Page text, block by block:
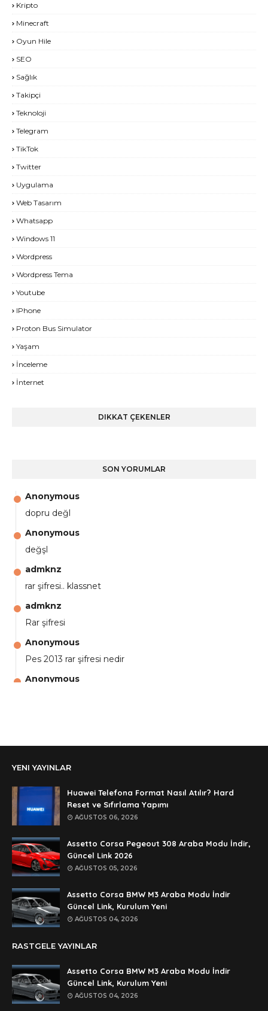
Kripto
Minecraft
Oyun Hile
SEO
Sağlık
Takipçi
Teknoloji
Telegram
TikTok
Twitter
Uygulama
Web Tasarım
Whatsapp
Windows 11
Wordpress
Wordpress Tema
Youtube
IPhone
Proton Bus Simulator
Yaşam
İnceleme
İnternet
DIKKAT ÇEKENLER
SON YORUMLAR
Anonymous
dopru değl
Anonymous
değşl
admknz
rar şifresi.. klassnet
admknz
Rar şifresi
Anonymous
Pes 2013 rar şifresi nedir
Anonymous
şifre ?
Anonymous
şifre ögrenebilirmiyim
Anonymous
🥰🥰🥰
Anonymous
dedezıplatan31 beğend👌
Anonymous
rar dosyasının şifresi nedir
Anonymous
lan şifre ne şifre
YENI YAYINLAR
Huawei Telefona Format Nasıl Atılır? Hard
Reset ve Sıfırlama Yapımı
AĞUSTOS 06, 2026
Assetto Corsa Pegeout 308 Araba Modu İndir,
Güncel Link 2026
AĞUSTOS 05, 2026
Assetto Corsa BMW M3 Araba Modu İndir
Güncel Link, Kurulum Yeni
AĞUSTOS 04, 2026
RASTGELE YAYINLAR
Assetto Corsa BMW M3 Araba Modu İndir
Güncel Link, Kurulum Yeni
AĞUSTOS 04, 2026